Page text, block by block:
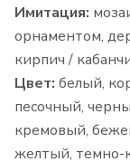
Имитация:
орнаментом,
кирпич /
Цвет: белый,
песочный,
кремовый,
желтый, темно-